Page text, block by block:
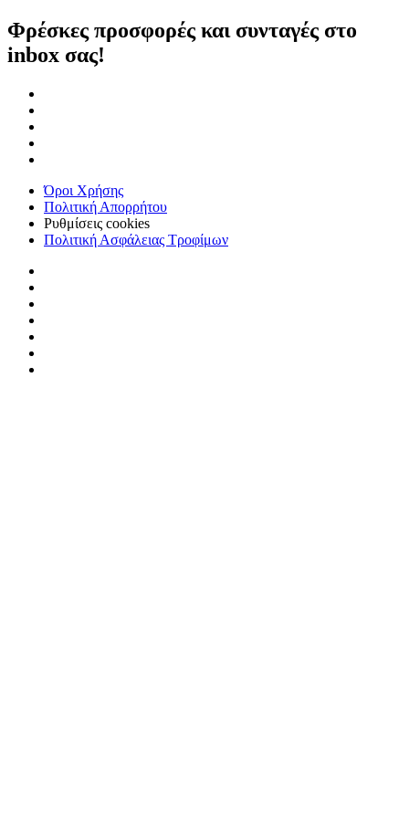
Φρέσκες προσφορές και συνταγές στο
inbox σας!
Όροι Χρήσης
Πολιτική Απορρήτου
Ρυθμίσεις cookies
Πολιτική Ασφάλειας Τροφίμων